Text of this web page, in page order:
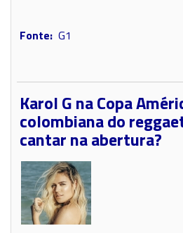
Fonte: G1
Karol G na Copa
colombiana do
cantar na abertura?